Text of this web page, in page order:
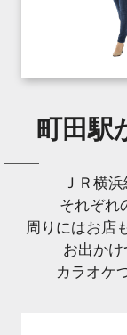
町田駅
ＪＲ横
それぞれ
周りにはお店
お出かけ
カラオケ